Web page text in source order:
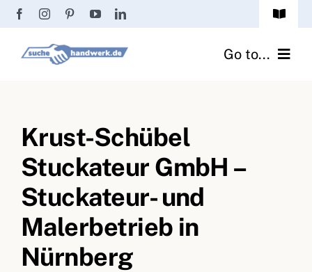
Zum
springen
Toggle
Passwort vergessen? Go to...
Fliesenrechner
Handwerker Ratgeber
Wir über uns
Krust-Schübel
Stuckateur GmbH –
Stuckateur- und
Malerbetrieb in
Nürnberg